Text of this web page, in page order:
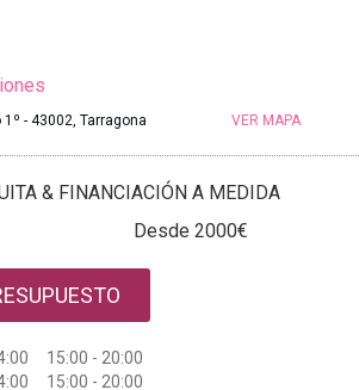
- 43002, Tarragona VER MAPA
& FINANCIACIÓN A MEDIDA
Desde 2000€
15:00 - 20:00
15:00 - 20:00